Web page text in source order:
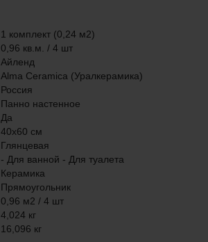
1 комплект (0,24 м2)
0,96 кв.м. / 4 шт
Айленд
Alma Ceramica (Уралкерамика)
Россия
Панно настенное
Да
40х60 см
Глянцевая
- Для ванной - Для туалета
Керамика
Прямоугольник
0,96 м2 / 4 шт
4,024 кг
16,096 кг